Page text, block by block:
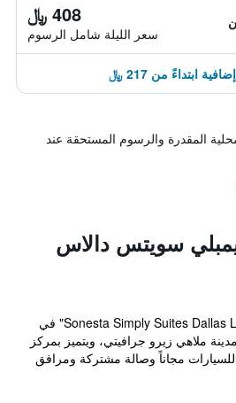
408 ﷼
سعر الليلة شامل الرسوم
المقدرة والرسوم المستحقة عند
سويتس دالاس
يقع مكان إقامة "Sonesta Simply Suites Dallas Las Colinas" في
بعد 11 كم من مدينة ملاهي زيرو جرافيتي، ويتميز بمركز
للسيارات مجاناً وصالة مشتركة ومرافق